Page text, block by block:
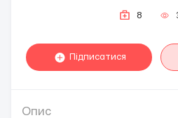
8
Підписатися
Опис